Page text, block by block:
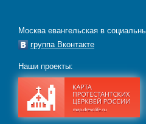
Москва евангельская в
группа Вконтакте
Наши проекты: